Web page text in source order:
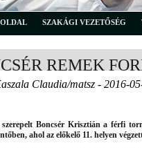
SZAKÁGI VEZETŐSÉG
REMEK
Claudia/matsz - 2016-
Boncsér Krisztián a férfi
ahol az előkelő 11. helyen